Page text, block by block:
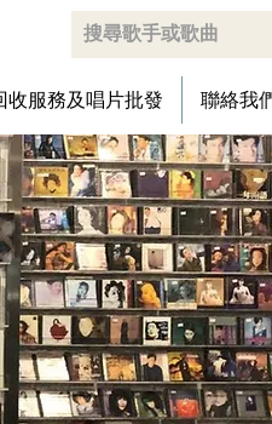
收服務及唱片批發 聯絡我